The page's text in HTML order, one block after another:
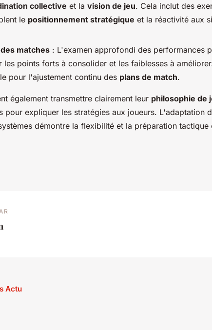
collective et la vision de jeu. Cela inclut des
le positionnement stratégique et la réactivité aux
matches : L'examen approfondi des performances
les points forts à consolider et les faiblesses à
pour l'ajustement continu des plans de match.
également transmettre clairement leur philosophie de
pour expliquer les stratégies aux joueurs. L'adaptation
démontre la flexibilité et la préparation tactique
Actu